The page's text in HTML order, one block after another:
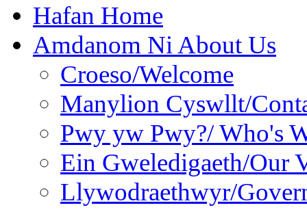
Hafan Home
Amdanom Ni About Us
Croeso/Welcome
Manylion Cyswllt/
Pwy yw Pwy?/ Who's
Ein Gweledigaeth/Our
Llywodraethwyr/